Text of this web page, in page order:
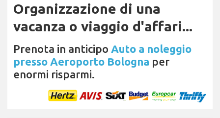
Organizzazione di una
vacanza o viaggio d'affari...
Prenota in anticipo Auto a noleggio
presso Aeroporto Bologna per
enormi risparmi.